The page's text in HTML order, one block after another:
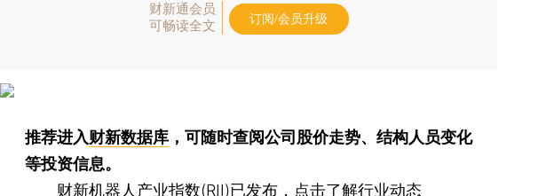
财新通会员
可畅读全文
订阅/会员升级
推荐进入财新数据库 ，可随时查阅公司股价走势、结构人员变化
等投资信息。
财新机器人产业指数(RII)已发布， 点击了解行业动态